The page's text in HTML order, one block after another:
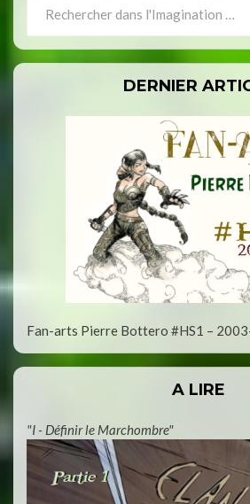
for:
DERNIER
Fan-arts Pierre Bottero #HS1 –
A LIRE
"I - Définir le Marchombre"